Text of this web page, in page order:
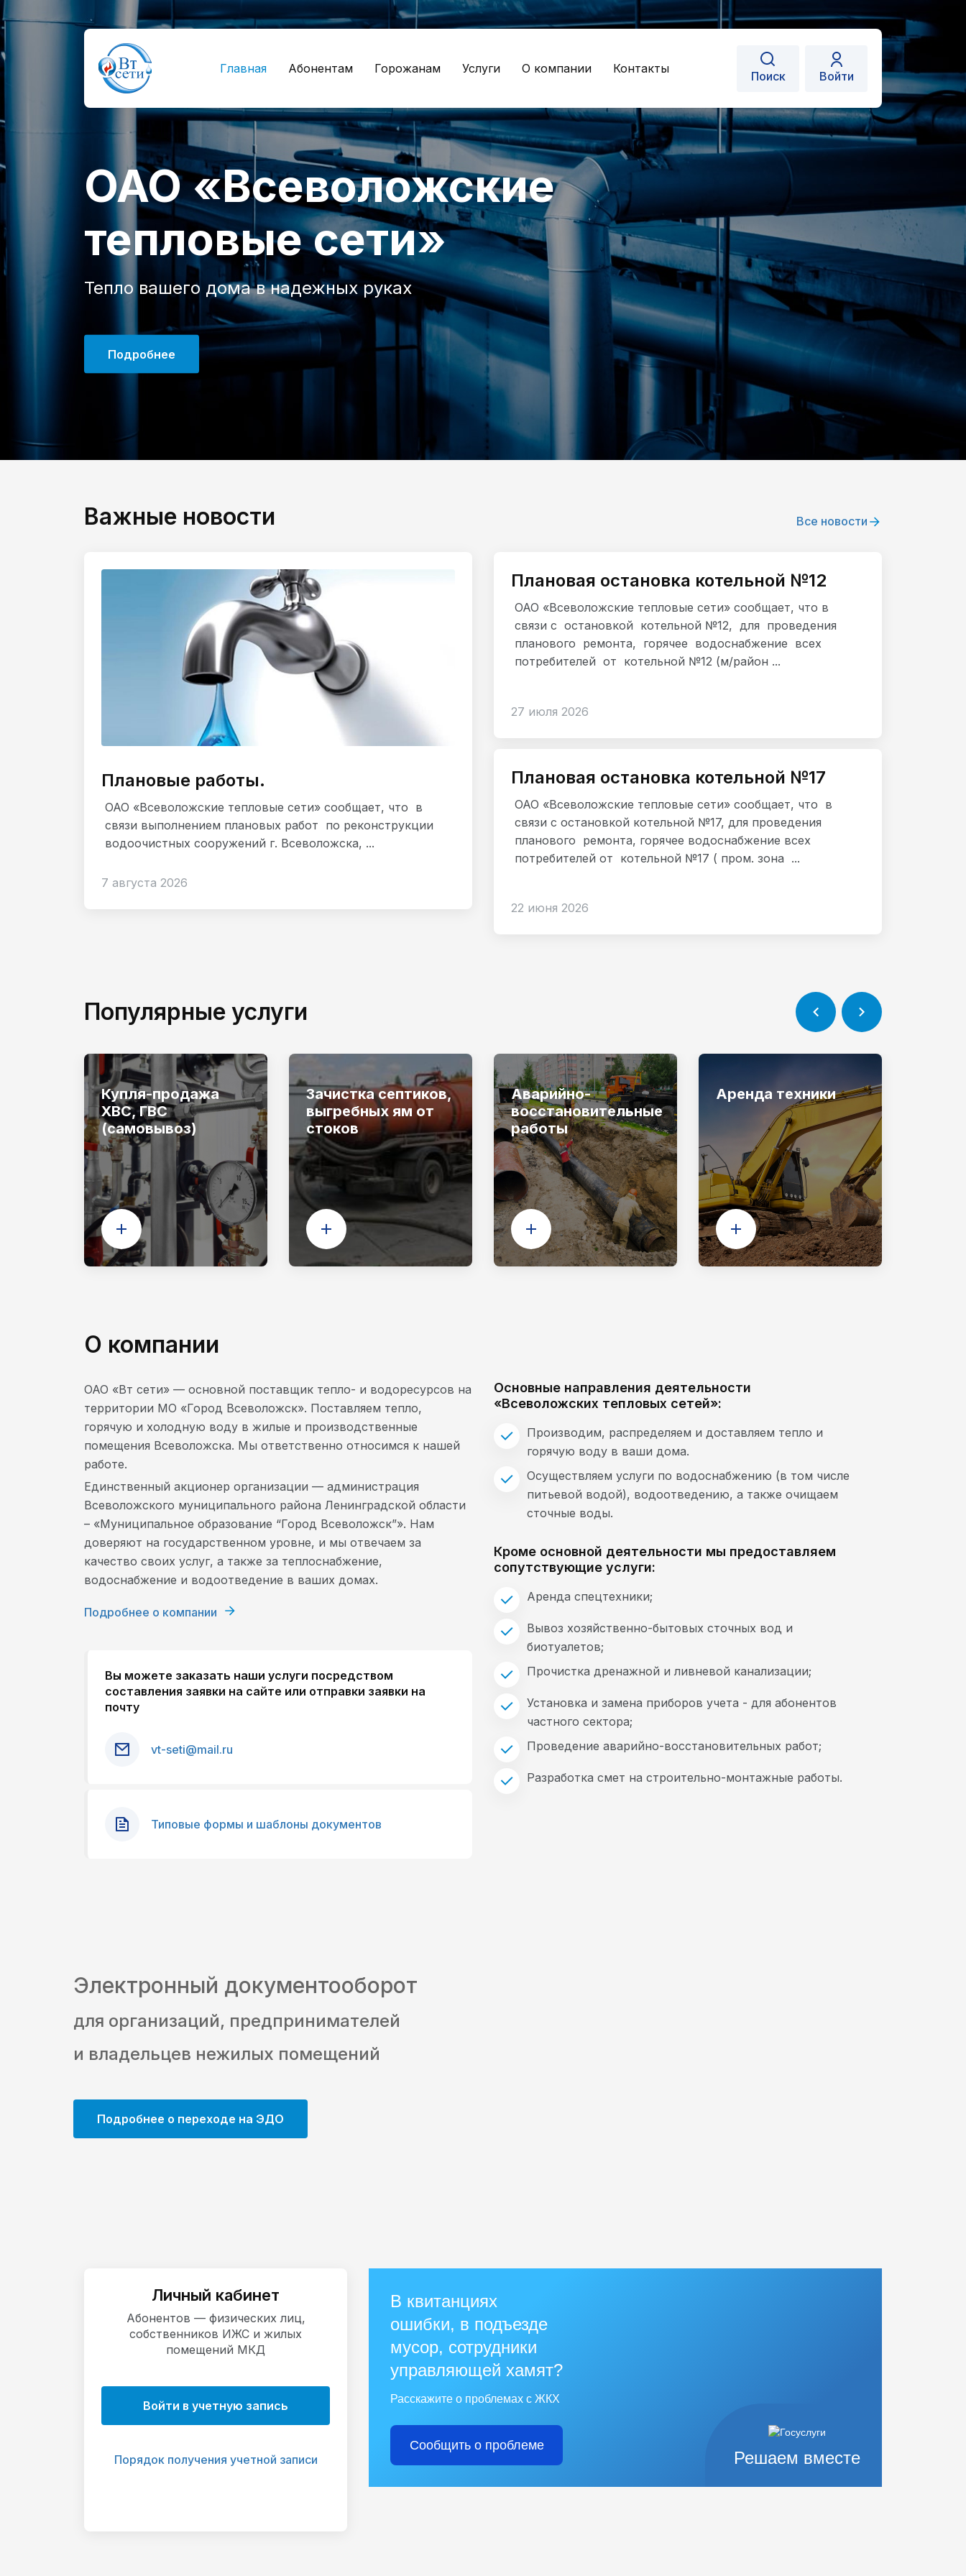
Главная Абонентам Горожанам Услуги О компании Контакты
Поиск Войти
ОАО «Всеволожские
тепловые сети»
Тепло вашего дома в надежных руках
Подробнее
Важные новости Все новости
Плановые работы.
ОАО «Всеволожские тепловые сети» сообщает, что в
связи выполнением плановых работ по реконструкции
водоочистных сооружений г. Всеволожска, ...
7 августа 2026
Плановая остановка котельной №12
ОАО «Всеволожские тепловые сети» сообщает, что в
связи с остановкой котельной №12, для проведения
планового ремонта, горячее водоснабжение всех
потребителей от котельной №12 (м/район ...
27 июля 2026
Плановая остановка котельной №17
ОАО «Всеволожские тепловые сети» сообщает, что в
связи с остановкой котельной №17, для проведения
планового ремонта, горячее водоснабжение всех
потребителей от котельной №17 ( пром. зона ...
22 июня 2026
Популярные услуги
Купля-продажа
ХВС, ГВС
(самовывоз)
Зачистка септиков,
выгребных ям от
стоков
Аварийно-
восстановительные
работы
Аренда техники
О компании
ОАО «Вт сети» — основной поставщик тепло- и водоресурсов на
территории МО «Город Всеволожск». Поставляем тепло,
горячую и холодную воду в жилые и производственные
помещения Всеволожска. Мы ответственно относимся к нашей
работе.
Единственный акционер организации — администрация
Всеволожского муниципального района Ленинградской области
– «Муниципальное образование “Город Всеволожск”». Нам
доверяют на государственном уровне, и мы отвечаем за
качество своих услуг, а также за теплоснабжение,
водоснабжение и водоотведение в ваших домах.
Подробнее о компании
Вы можете заказать наши услуги посредством
составления заявки на сайте или отправки заявки на
почту
vt-seti@mail.ru
Типовые формы и шаблоны документов
Основные направления деятельности
«Всеволожских тепловых сетей»:
Производим, распределяем и доставляем тепло и
горячую воду в ваши дома.
Осуществляем услуги по водоснабжению (в том числе
питьевой водой), водоотведению, а также очищаем
сточные воды.
Кроме основной деятельности мы предоставляем
сопутствующие услуги:
Аренда спецтехники;
Вывоз хозяйственно-бытовых сточных вод и
биотуалетов;
Прочистка дренажной и ливневой канализации;
Установка и замена приборов учета - для абонентов
частного сектора;
Проведение аварийно-восстановительных работ;
Разработка смет на строительно-монтажные работы.
Электронный документооборот
для организаций, предпринимателей
и владельцев нежилых помещений
Подробнее о переходе на ЭДО
Личный кабинет
Абонентов — физических лиц,
собственников ИЖС и жилых
помещений МКД
Войти в учетную запись
Порядок получения учетной записи Решаем вместе
В квитанциях
ошибки, в подъезде
мусор, сотрудники
управляющей хамят?
Расскажите о проблемах с ЖКХ
Сообщить о проблеме